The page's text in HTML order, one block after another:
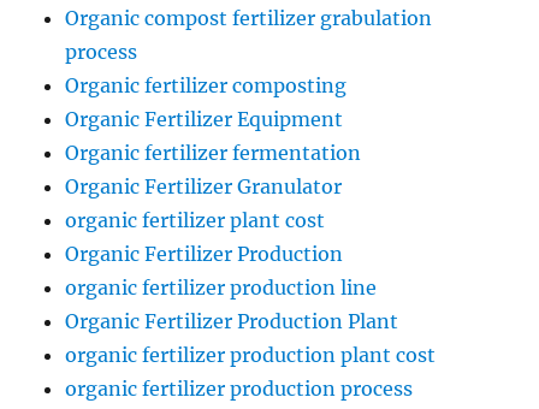
Organic compost fertilizer grabulation
process
Organic fertilizer composting
Organic Fertilizer Equipment
Organic fertilizer fermentation
Organic Fertilizer Granulator
organic fertilizer plant cost
Organic Fertilizer Production
organic fertilizer production line
Organic Fertilizer Production Plant
organic fertilizer production plant cost
organic fertilizer production process